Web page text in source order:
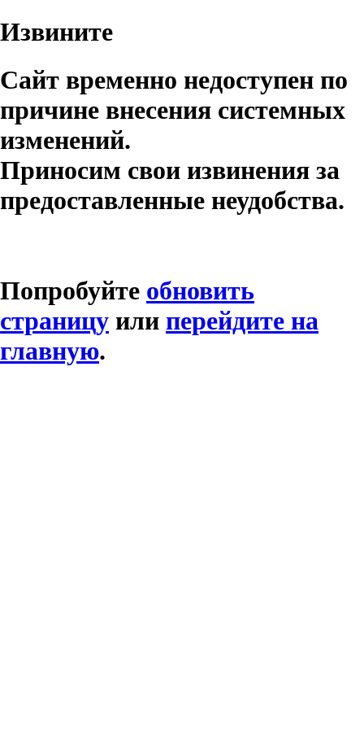
Извините
Сайт временно недоступен по
причине внесения системных
изменений.
Приносим свои извинения за
предоставленные неудобства.
Попробуйте обновить
страницу или перейдите на
главную.